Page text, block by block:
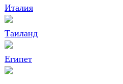
Италия
Таиланд
Египет